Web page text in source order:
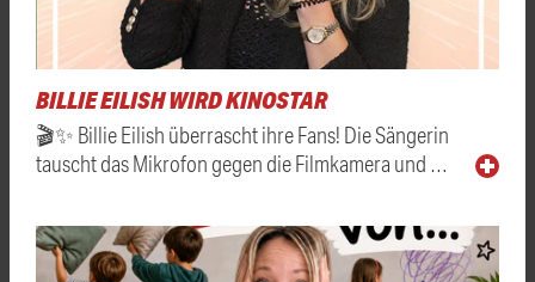
BILLIE EILISH WIRD KINOSTAR
🎬✨ Billie Eilish überrascht ihre Fans! Die Sängerin
tauscht das Mikrofon gegen die Filmkamera und …